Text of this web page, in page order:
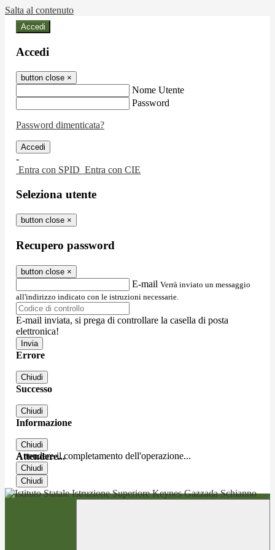
Salta al contenuto
Accedi
Accedi
button close ×
Nome Utente
Password
Password dimenticata?
-
Entra con SPID Entra con CIE
Seleziona utente
button close ×
Recupero password
button close ×
E-mail Verrà inviato un messaggio
all'indirizzo indicato con le istruzioni necessarie.
E-mail inviata, si prega di controllare la casella di posta
elettronica!
Errore
Chiudi
Successo
Chiudi
Informazione
Chiudi
Attendere...
Attendere il completamento dell'operazione...
Chiudi
Chiudi